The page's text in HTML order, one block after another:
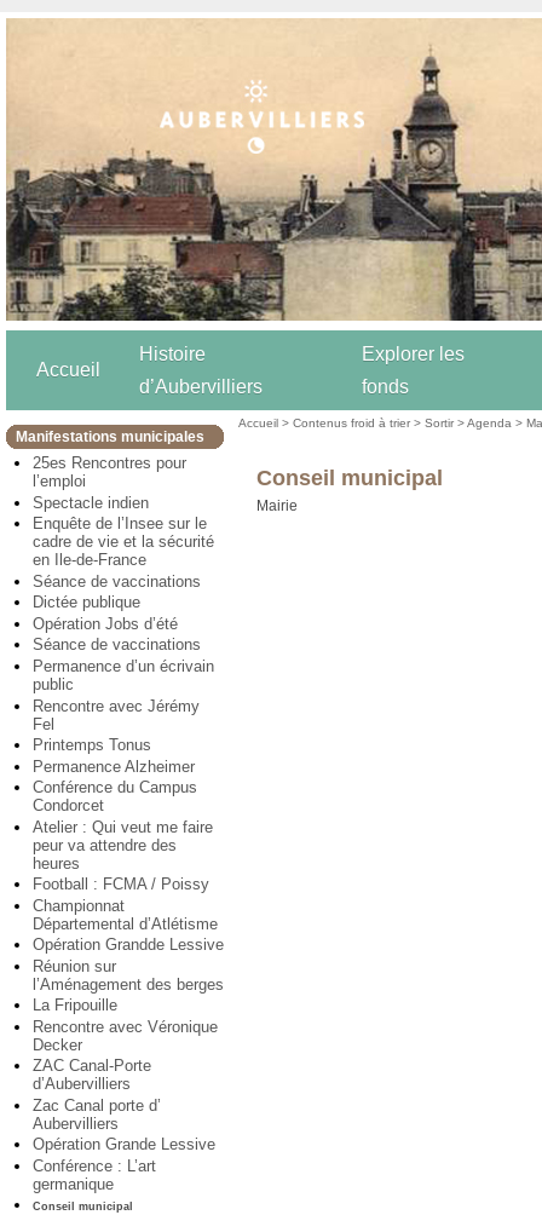
Accueil
Histoire
d’Aubervilliers
Explorer les
fonds
Manifestations municipales
25es Rencontres pour
l’emploi
Spectacle indien
Enquête de l’Insee sur le
cadre de vie et la sécurité
en Ile-de-France
Séance de vaccinations
Dictée publique
Opération Jobs d’été
Séance de vaccinations
Permanence d’un écrivain
public
Rencontre avec Jérémy
Fel
Printemps Tonus
Permanence Alzheimer
Conférence du Campus
Condorcet
Atelier : Qui veut me faire
peur va attendre des
heures
Football : FCMA / Poissy
Championnat
Départemental d’Atlétisme
Opération Grandde Lessive
Réunion sur
l’Aménagement des berges
La Fripouille
Rencontre avec Véronique
Decker
ZAC Canal-Porte
d’Aubervilliers
Zac Canal porte d’
Aubervilliers
Opération Grande Lessive
Conférence : L’art
germanique
Conseil municipal
Accueil >Contenus froid à trier >Sortir >Agenda >
Conseil municipal
Mairie